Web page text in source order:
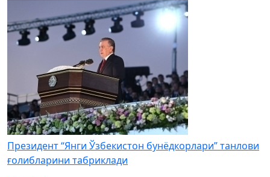
Президент “Янги Ўзбекистон бунёдкорлари” танлови
ғолибларини табриклади